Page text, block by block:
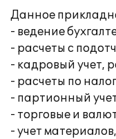
Данное
- ведение
- расчеты с
- кадровый учет,
- расчеты по
- партионный
- торговые и
- учет